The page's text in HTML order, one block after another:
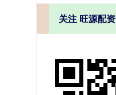
关注 旺源配资